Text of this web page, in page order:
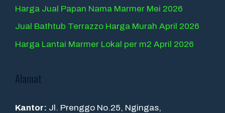
Harga Jual Papan Nama Marmer Mei 2026
Jual Bathtub Terrazzo Harga Murah April 2026
Harga Lantai Marmer Lokal per m2 April 2026
Alamat
Kantor: Jl. Prenggo No.25, Ngingas,